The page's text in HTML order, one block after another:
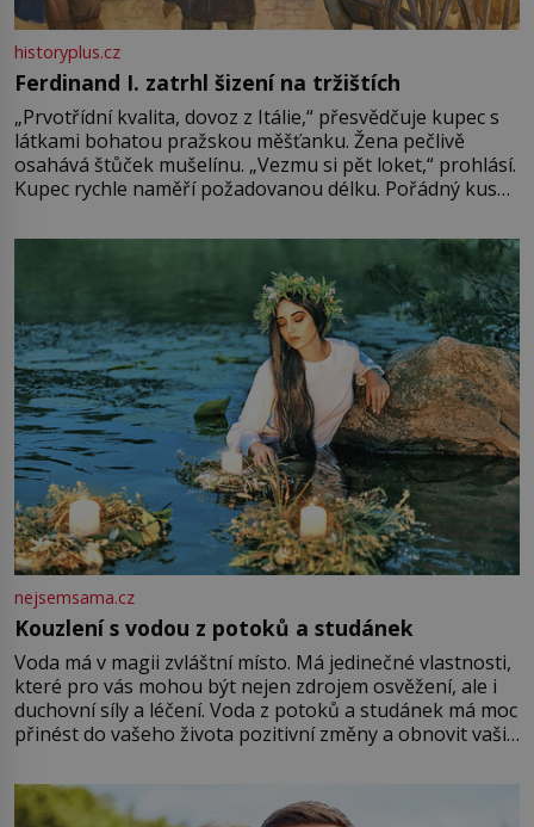
historyplus.cz
Ferdinand I. zatrhl šizení na tržištích
„Prvotřídní kvalita, dovoz z Itálie,“ přesvědčuje kupec s
látkami bohatou pražskou měšťanku. Žena pečlivě
osahává štůček mušelínu. „Vezmu si pět loket,“ prohlásí.
Kupec rychle naměří požadovanou délku. Pořádný kus
milostpaní. Stačí jenom na sukni,“ zhodnotí švadlena
množství růžového mušelínu. „Ošidili vás, podívejte.“
Vezme do ruky dřevěnou
nejsemsama.cz
Kouzlení s vodou z potoků a studánek
Voda má v magii zvláštní místo. Má jedinečné vlastnosti,
které pro vás mohou být nejen zdrojem osvěžení, ale i
duchovní síly a léčení. Voda z potoků a studánek má moc
přinést do vašeho života pozitivní změny a obnovit vaši
můžete obohatit své rituály a přinést do svého života
větší harmonii a klid. Je důležité